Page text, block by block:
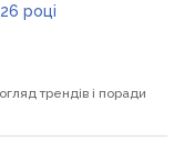
році
практику:
трендів і поради